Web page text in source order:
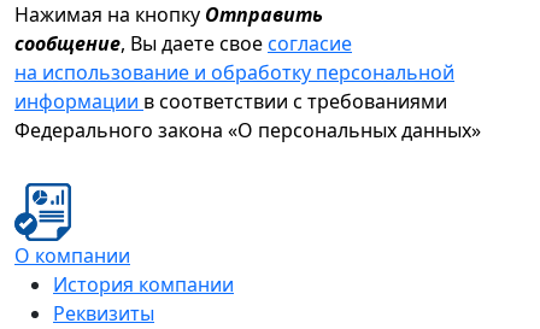
Нажимая на кнопку Отправить
сообщение, Вы даете своесогласие
на использование и обработку персональной
информации в соответствии с требованиями
Федерального закона «О персональных данных»
О компании
История компании
Реквизиты